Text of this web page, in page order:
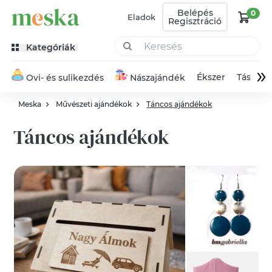
Eladok Belépés
Regisztráció
0
Kategóriák
Ovi- és sulikezdés Nászajándék Ékszer Táska»
Meska Művészeti ajándékok Táncos ajándékok
Táncos ajándékok